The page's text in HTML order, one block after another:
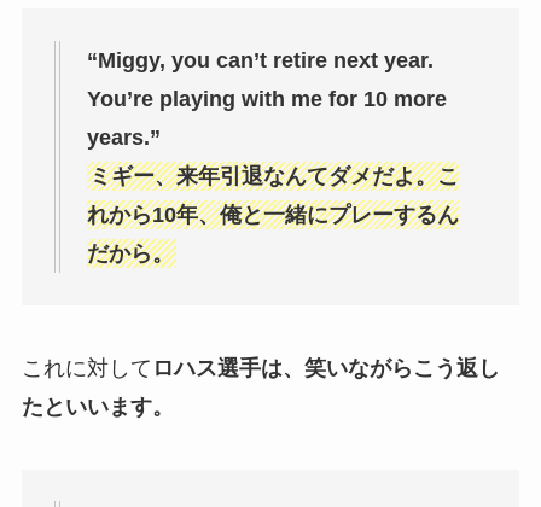
“Miggy, you can’t retire next year.
You’re playing with me for 10 more
years.”
ミギー、来年引退なんてダメだよ。こ
れから10年、俺と一緒にプレーするん
だから。
これに対して ロハス選手は、笑いながらこう返し
たといいます。